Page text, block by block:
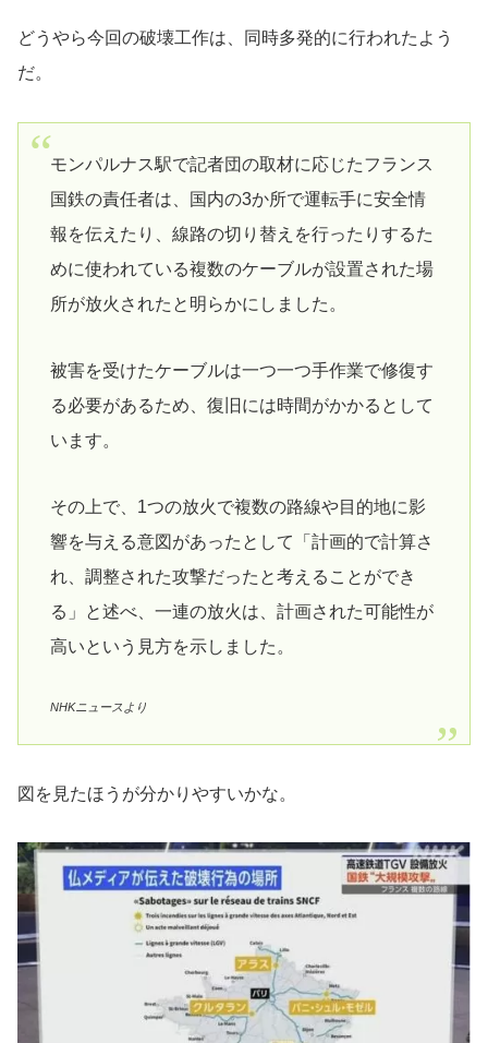
どうやら今回の破壊工作は、同時多発的に行われたよう
だ。
モンパルナス駅で記者団の取材に応じたフランス
国鉄の責任者は、国内の3か所で運転手に安全情
報を伝えたり、線路の切り替えを行ったりするた
めに使われている複数のケーブルが設置された場
所が放火されたと明らかにしました。
被害を受けたケーブルは一つ一つ手作業で修復す
る必要があるため、復旧には時間がかかるとして
います。
その上で、1つの放火で複数の路線や目的地に影
響を与える意図があったとして「計画的で計算さ
れ、調整された攻撃だったと考えることができ
る」と述べ、一連の放火は、計画された可能性が
高いという見方を示しました。
NHKニュースより
図を見たほうが分かりやすいかな。